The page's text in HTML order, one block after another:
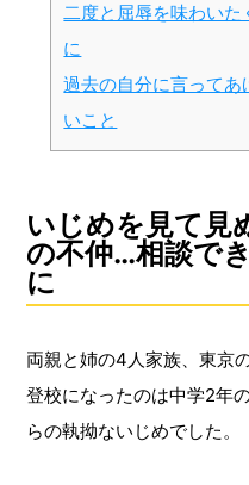
二度と屈辱を味わい
に
過去の自分に言ってあ
いこと
いじめを見て見
の不仲…相談で
に
両親と姉の4人家族、東京
登校になったのは中学2年
らの執拗ないじめでした。